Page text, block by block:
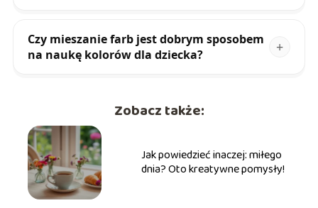
Czy mieszanie farb jest dobrym sposobem
na naukę kolorów dla dziecka?
Zobacz także:
Jak powiedzieć inaczej: miłego
dnia? Oto kreatywne pomysły!